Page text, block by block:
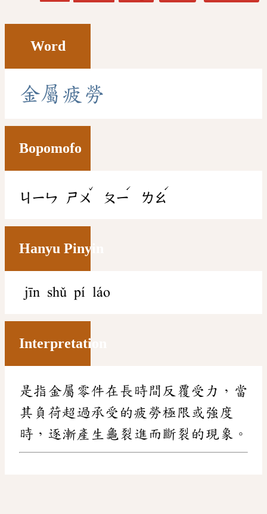
Word
金屬 疲 勞
Bopomofo
ㄐㄧㄣ ㄕㄨ
ˇ
ㄆㄧ
ˊ
ㄌㄠ
ˊ
Hanyu Pinyin
jīn shǔ pí láo
Interpretation
是指金屬零件在長時間反覆受力，當
其負荷超過承受的疲勞極限或強度
時，逐漸產生龜裂進而斷裂的現象。